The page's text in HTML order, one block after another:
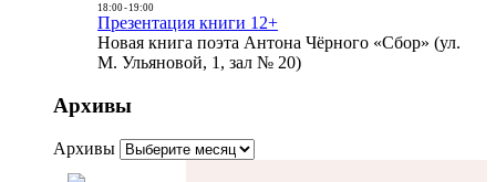
18:00- 19:00
Презентация книги 12+
Новая книга поэта Антона Чёрного «Сбор» (ул.
М. Ульяновой, 1, зал № 20)
Архивы
Архивы